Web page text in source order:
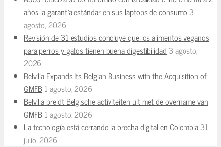
años la garantía estándar en sus laptops de consumo 3
agosto, 2026
Revisión de 31 estudios concluye que los alimentos veganos
para perros y gatos tienen buena digestibilidad 3 agosto,
2026
Belvilla Expands Its Belgian Business with the Acquisition of
GMFB1 agosto, 2026
Belvilla breidt Belgische activiteiten uit met de overname van
GMFB1 agosto, 2026
La tecnología está cerrando la brecha digital en Colombia31
julio, 2026